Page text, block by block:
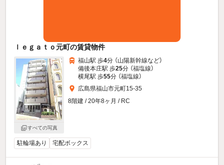
ｌｅｇａｔｏ元町の賃貸物件
すべての写真
福山駅 歩4分 （山陽新幹線など）
備後本庄駅 歩25分 （福塩線）
横尾駅 歩55分 （福塩線）
広島県福山市元町15-35
8階建 / 20年8ヶ月 / RC
駐輪場あり 宅配ボックス